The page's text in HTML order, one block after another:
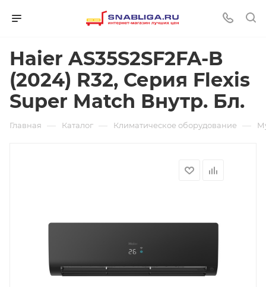
Haier AS35S2SF2FA-B
(2024) R32, Серия Flexis
Super Match Внутр. Бл.
Главная — Каталог — Климатическое оборудование —